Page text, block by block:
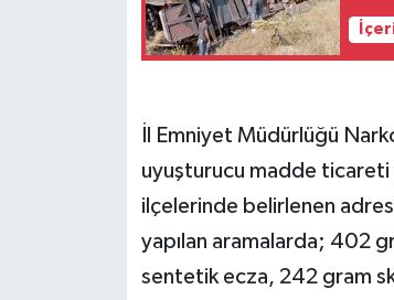
İl Emniyet Müdürlüğü
uyuşturucu madde ticareti
ilçelerinde belirlenen
yapılan aramalarda; 402
sentetik ecza, 242 gram